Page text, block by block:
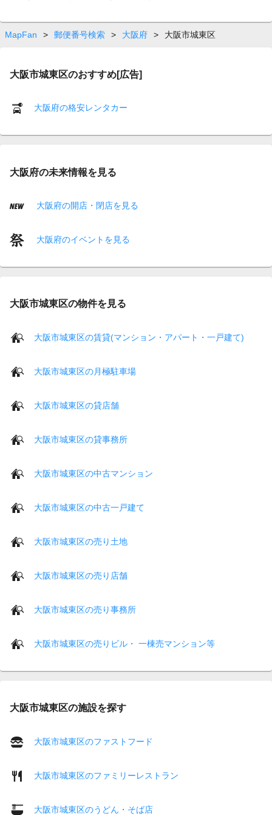
MapFan > 郵便番号検索 > 大阪府 > 大阪市城東区
大阪市城東区のおすすめ[広告]
大阪府の格安レンタカー
大阪府の未来情報を見る
大阪府の開店・閉店を見る
大阪府のイベントを見る
大阪市城東区の物件を見る
大阪市城東区の賃貸(マンション・アパート・一戸建て)
大阪市城東区の月極駐車場
大阪市城東区の貸店舗
大阪市城東区の貸事務所
大阪市城東区の中古マンション
大阪市城東区の中古一戸建て
大阪市城東区の売り土地
大阪市城東区の売り店舗
大阪市城東区の売り事務所
大阪市城東区の売りビル・ 一棟売マンション等
大阪市城東区の施設を探す
大阪市城東区のファストフード
大阪市城東区のファミリーレストラン
大阪市城東区のうどん・そば店